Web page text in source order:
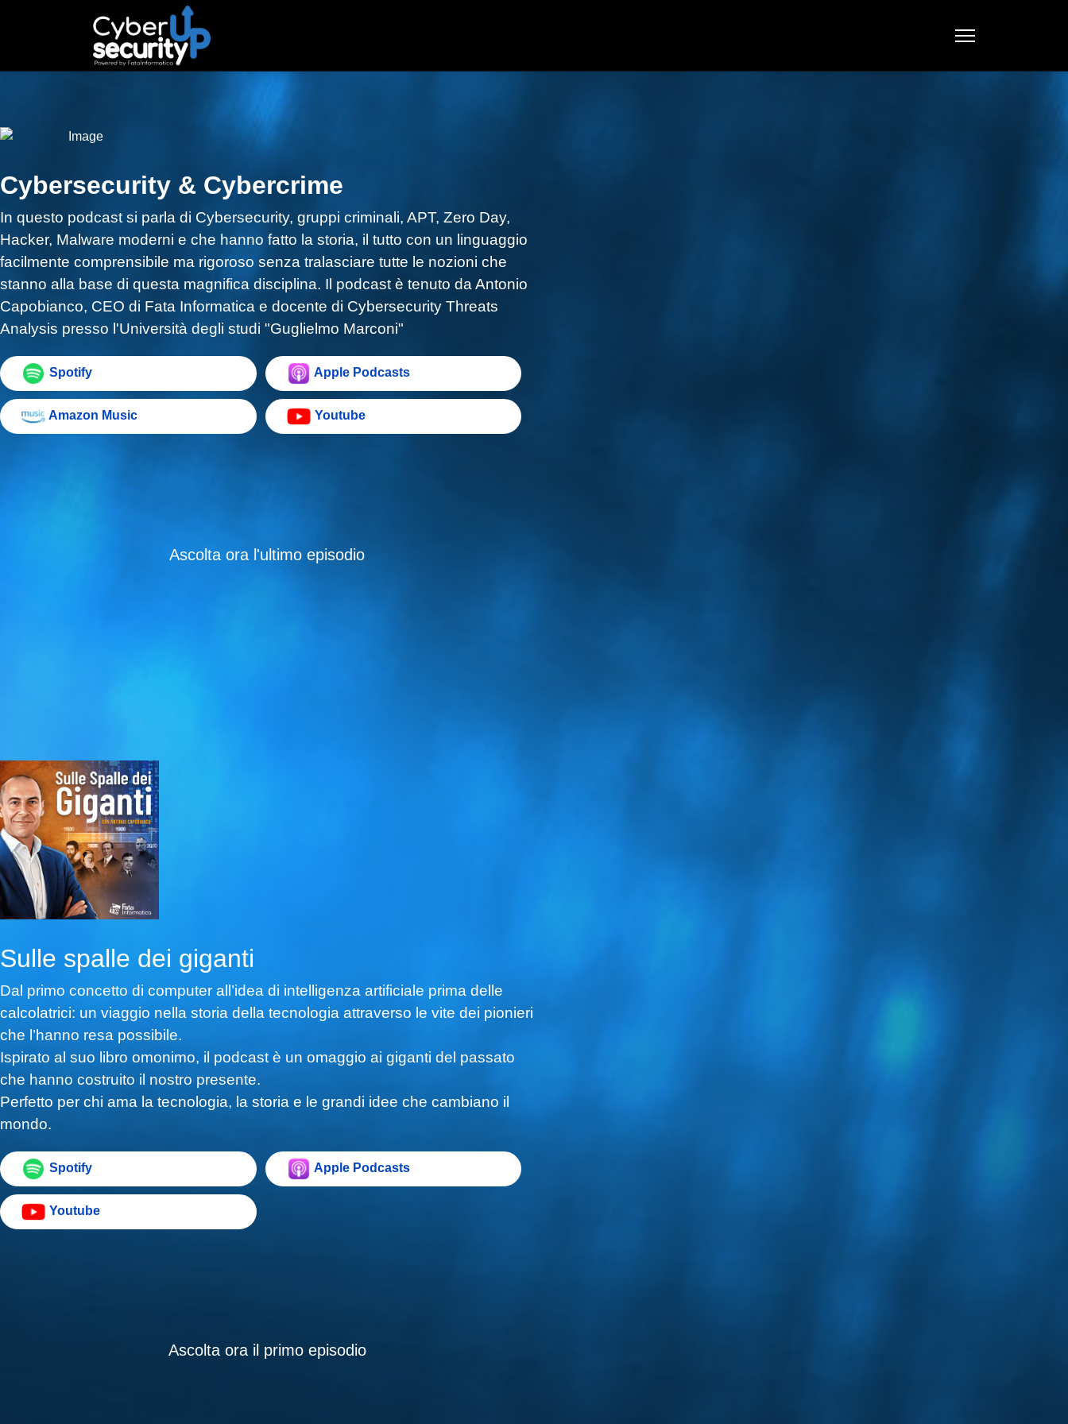
Cybersecurity & Cybercrime
In questo podcast si parla di Cybersecurity, gruppi criminali, APT, Zero Day,
Hacker, Malware moderni e che hanno fatto la storia, il tutto con un linguaggio
facilmente comprensibile ma rigoroso senza tralasciare tutte le nozioni che
stanno alla base di questa magnifica disciplina. Il podcast è tenuto da Antonio
Capobianco, CEO di Fata Informatica e docente di Cybersecurity Threats
Analysis presso l'Università degli studi "Guglielmo Marconi"
Spotify Apple Podcasts
Amazon Music Youtube
Ascolta ora l'ultimo episodio
Sulle spalle dei giganti
Dal primo concetto di computer all’idea di intelligenza artificiale prima delle
calcolatrici: un viaggio nella storia della tecnologia attraverso le vite dei pionieri
che l’hanno resa possibile.
Ispirato al suo libro omonimo, il podcast è un omaggio ai giganti del passato
che hanno costruito il nostro presente.
Perfetto per chi ama la tecnologia, la storia e le grandi idee che cambiano il
mondo.
Spotify Apple Podcasts
Youtube
Ascolta ora il primo episodio